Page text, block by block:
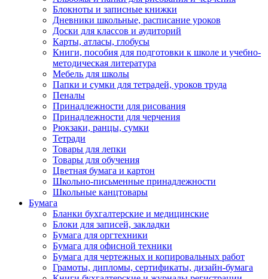
Блокноты и записные книжки
Дневники школьные, расписание уроков
Доски для классов и аудиторий
Карты, атласы, глобусы
Книги, пособия для подготовки к школе и учебно-
методическая литература
Мебель для школы
Папки и сумки для тетрадей, уроков труда
Пеналы
Принадлежности для рисования
Принадлежности для черчения
Рюкзаки, ранцы, сумки
Тетради
Товары для лепки
Товары для обучения
Цветная бумага и картон
Школьно-письменные принадлежности
Школьные канцтовары
Бумага
Бланки бухгалтерские и медицинские
Блоки для записей, закладки
Бумага для оргтехники
Бумага для офисной техники
Бумага для чертежных и копировальных работ
Грамоты, дипломы, сертификаты, дизайн-бумага